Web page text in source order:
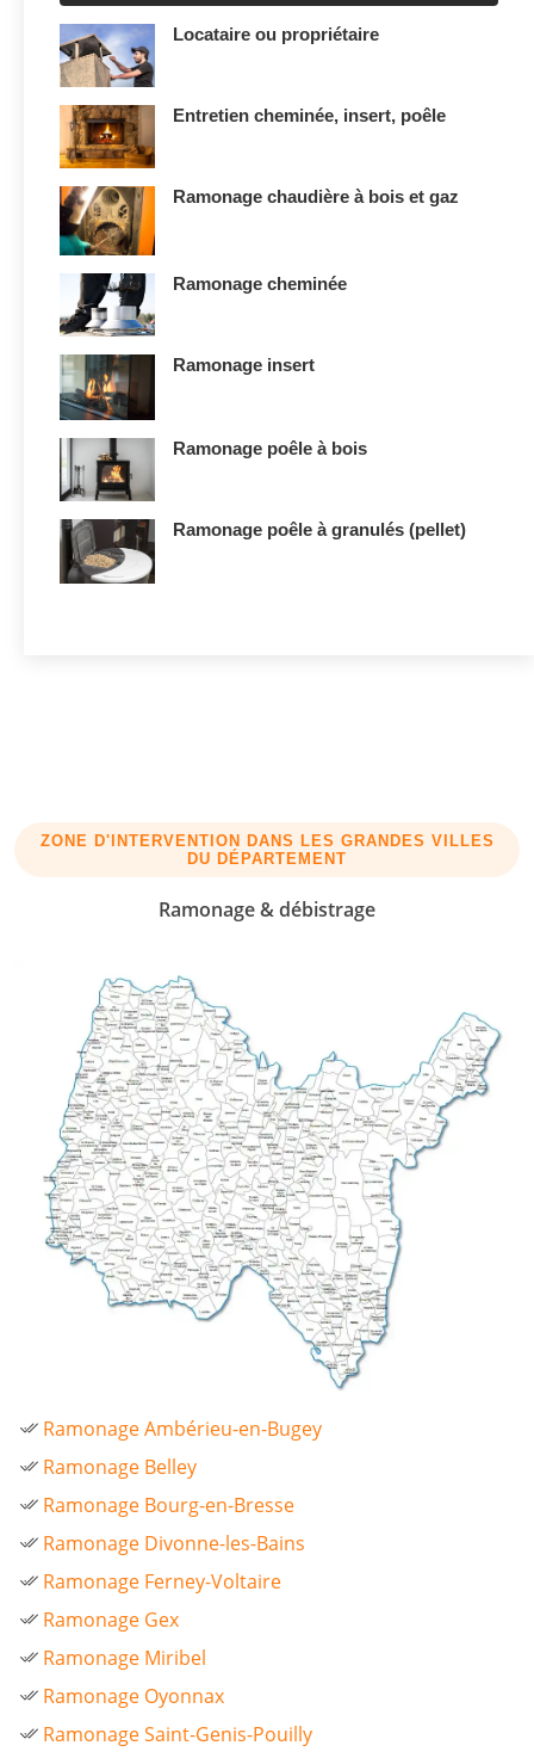
Locataire ou propriétaire
Entretien cheminée, insert, poêle
Ramonage chaudière à bois et gaz
Ramonage cheminée
Ramonage insert
Ramonage poêle à bois
Ramonage poêle à granulés (pellet)
ZONE D'INTERVENTION DANS LES GRANDES VILLES
DU DÉPARTEMENT
Ramonage & débistrage
Ramonage Ambérieu-en-Bugey
Ramonage Belley
Ramonage Bourg-en-Bresse
Ramonage Divonne-les-Bains
Ramonage Ferney-Voltaire
Ramonage Gex
Ramonage Miribel
Ramonage Oyonnax
Ramonage Saint-Genis-Pouilly